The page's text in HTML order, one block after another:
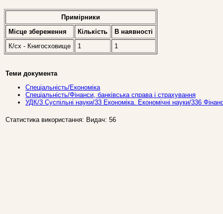
Примірники
Місце збереження
Кількість
В наявностi
К/сх - Книгосховище
1 1
Теми документа
Спеціальність/Економіка
Спеціальність/Фінанси, банківська справа і страхування
УДК/3 Суспiльнi науки/33 Економiка. Економiчні науки/336
Статистика використання: Видач: 56